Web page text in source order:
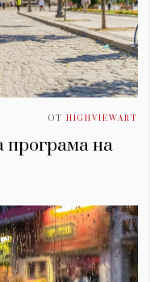
ОТ HIGHVIEWART
програма на